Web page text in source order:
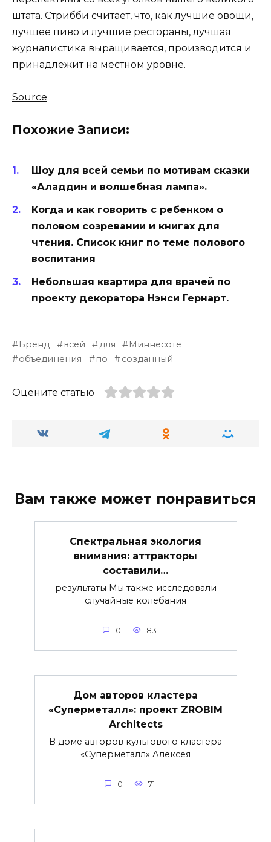
штата. Стрибби считает, что, как лучшие овощи,
лучшее пиво и лучшие рестораны, лучшая
журналистика выращивается, производится и
принадлежит на местном уровне.
Source
Похожие Записи:
Шоу для всей семьи по мотивам сказки
«Аладдин и волшебная лампа».
Когда и как говорить с ребенком о
половом созревании и книгах для
чтения. Список книг по теме полового
воспитания
Небольшая квартира для врачей по
проекту декоратора Нэнси Гернарт.
Бренд всей для
Миннесоте
объединения
по созданный
Оцените статью
Вам также может понравиться
Спектральная экология
внимания: аттракторы
составили…
результаты Мы также исследовали
случайные колебания
0 83
Дом авторов кластера
«Суперметалл»: проект ZROBIM
Architects
В доме авторов культового кластера
«Суперметалл» Алексея
0 71